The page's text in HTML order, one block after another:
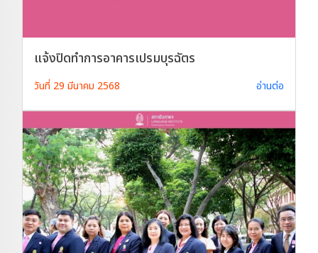
แจ้งปิดทำการอาคารเปรมบุรฉัตร
วันที่ 29 มีนาคม 2568 อ่านต่อ